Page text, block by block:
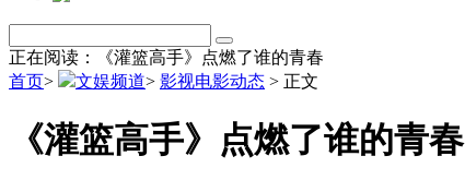
正在阅读：《灌篮高手》点燃了谁的青春
首页> 文娱频道> 影视电影动态 > 正文
《灌篮高手》点燃了谁的青春